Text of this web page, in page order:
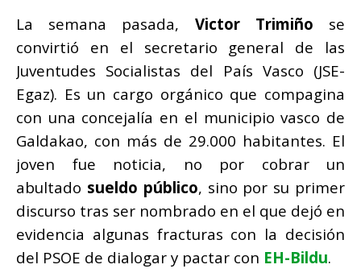
La semana pasada, Victor Trimiño se
convirtió en el secretario general de las
Juventudes Socialistas del País Vasco (JSE-
Egaz). Es un cargo orgánico que compagina
con una concejalía en el municipio vasco de
Galdakao, con más de 29.000 habitantes. El
joven fue noticia, no por cobrar un
abultado sueldo público, sino por su primer
discurso tras ser nombrado en el que dejó en
evidencia algunas fracturas con la decisión
del PSOE de dialogar y pactar con EH-Bildu.